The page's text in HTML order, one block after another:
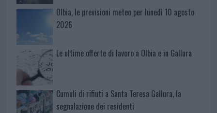
Olbia, le previsioni meteo per lunedì 10 agosto
2026
Le ultime offerte di lavoro a Olbia e in Gallura
Cumuli di rifiuti a Santa Teresa Gallura, la
segnalazione dei residenti